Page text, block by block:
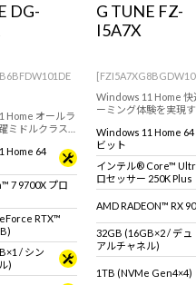
DG-
Home オールラ
ミドルクラス
/ 8GB & AMD
搭載。 ※モ
・キーボード
。
Home 64
7 9700X プロ
RTX™
/ シン
)
G TUNE FZ-
I5A7X
Windows 11 Home 快
ーミング体験を実現
PC！ RADEON RX
(16GB) & インテル
Ultra 5 250K Plus 搭
ニタ・マウス・キー
は別売りです。
Windows 11 Home 64
ビット
インテル® Core™
ロセッサー 250K Plus
AMD RADEON™ RX
32GB (16GB×2 / デュ
アルチャネル)
1TB (NVMe Gen4×4)